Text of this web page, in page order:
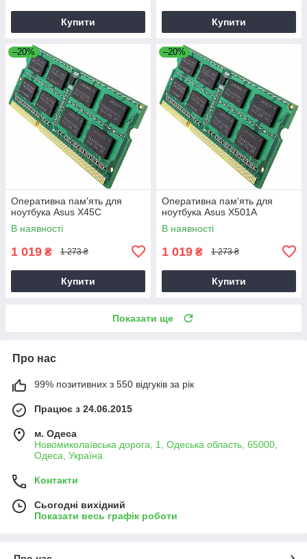
Купити Купити
–20%
Оперативна пам'ять для
ноутбука Asus X45C
В наявності
1 019 ₴ 1 273 ₴
Купити
–20%
Оперативна пам'ять для
ноутбука Asus X501A
В наявності
1 019 ₴ 1 273 ₴
Купити
Показати ще
Про нас
99% позитивних з 550 відгуків за рік
Працює з 24.06.2015
м. Одеса
Новомиколаївська дорога, 1, Одеська область, 65000,
Одеса, Україна
Контакти
Сьогодні вихідний
Показати весь графік роботи